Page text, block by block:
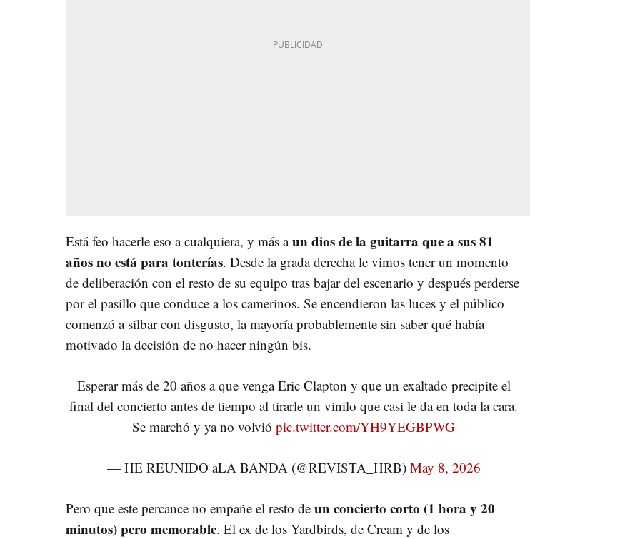
Está feo hacerle eso a cualquiera, y más aun dios de la guitarra que a sus 81
años no está para tonterías. Desde la grada derecha le vimos tener un momento
de deliberación con el resto de su equipo tras bajar del escenario y después perderse
por el pasillo que conduce a los camerinos. Se encendieron las luces y el público
comenzó a silbar con disgusto, la mayoría probablemente sin saber qué había
motivado la decisión de no hacer ningún bis.
Esperar más de 20 años a que venga Eric Clapton y que un exaltado precipite el
final del concierto antes de tiempo al tirarle un vinilo que casi le da en toda la cara.
Se marchó y ya no volviópic.twitter.com/YH9YEGBPWG
— HE REUNIDO aLA BANDA (@REVISTA_HRB) May 8, 2026
Pero que este percance no empañe el resto de un concierto corto (1 hora y 20
minutos) pero memorable. El ex de los Yardbirds, de Cream y de los